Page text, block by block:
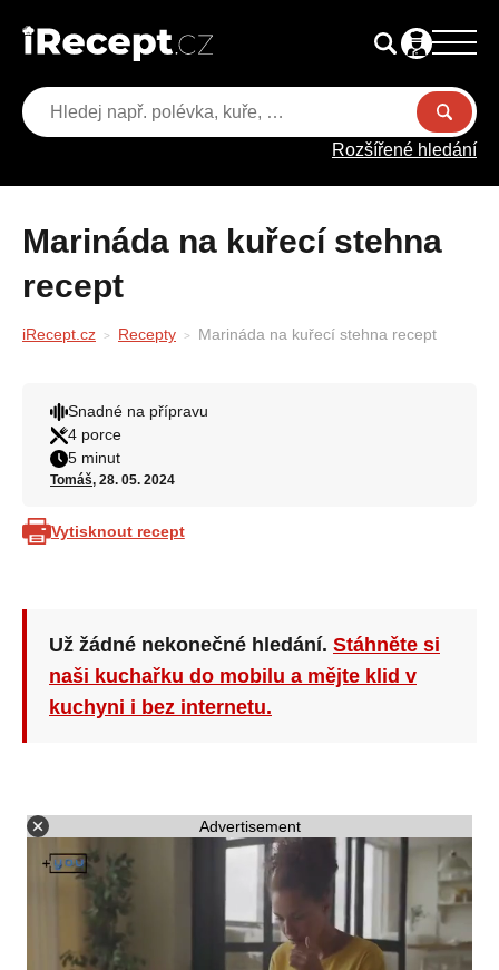
Rozšířené hledání
Marináda na kuřecí stehna
recept
iRecept.cz Recepty Marináda na kuřecí stehna recept
Snadné na přípravu
4 porce
5 minut
Tomáš, 28. 05. 2024
Vytisknout recept
Už žádné nekonečné hledání. Stáhněte si
naši kuchařku do mobilu a mějte klid v
kuchyni i bez internetu.
Advertisement